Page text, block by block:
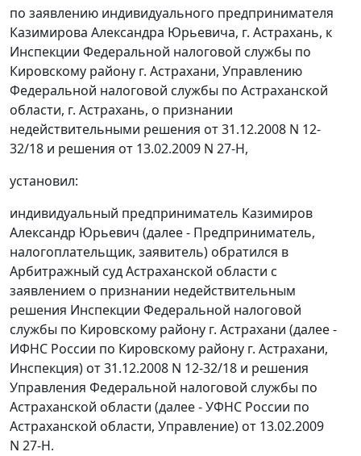
по заявлению индивидуального предпринимателя
Казимирова Александра Юрьевича, г. Астрахань, к
Инспекции Федеральной налоговой службы по
Кировскому району г. Астрахани, Управлению
Федеральной налоговой службы по Астраханской
области, г. Астрахань, о признании
недействительными решения от 31.12.2008 N 12-
32/18 и решения от 13.02.2009 N 27-Н,
установил:
индивидуальный предприниматель Казимиров
Александр Юрьевич (далее - Предприниматель,
налогоплательщик, заявитель) обратился в
Арбитражный суд Астраханской области с
заявлением о признании недействительным
решения Инспекции Федеральной налоговой
службы по Кировскому району г. Астрахани (далее -
ИФНС России по Кировскому району г. Астрахани,
Инспекция) от 31.12.2008 N 12-32/18 и решения
Управления Федеральной налоговой службы по
Астраханской области (далее - УФНС России по
Астраханской области, Управление) от 13.02.2009
N 27-Н.